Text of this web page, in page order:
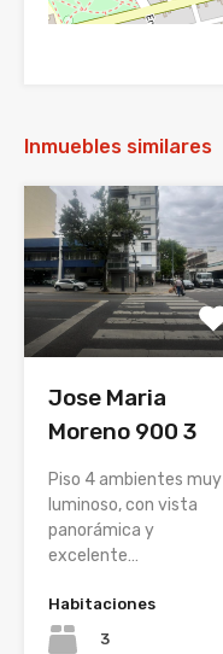
Inmuebles similares
Jose Maria
Moreno 900 3
Piso 4 ambientes muy
luminoso, con vista
panorámica y
excelente…
Habitaciones
3